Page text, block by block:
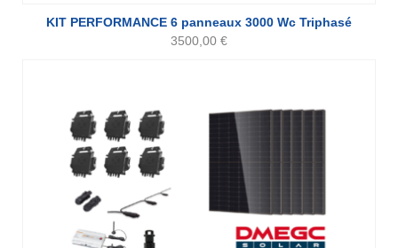
KIT PERFORMANCE 6 panneaux 3000 Wc Triphasé
3500,00 €